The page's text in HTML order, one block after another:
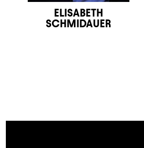
ELISABETH
SCHMIDAUER